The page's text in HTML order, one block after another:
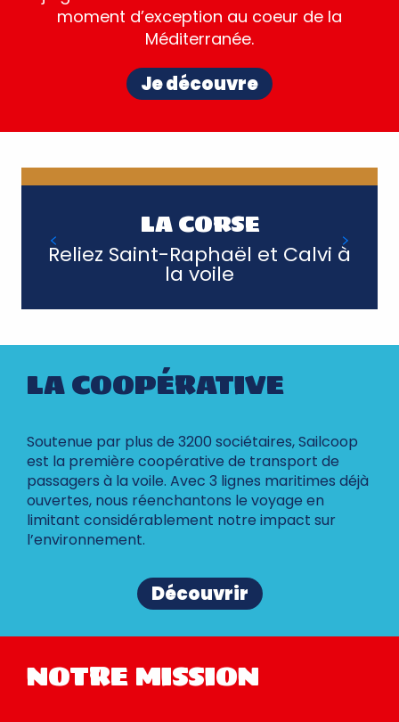
moment d’exception au coeur de la
Méditerranée.
Je découvre
LA CORSE
Reliez Saint-Raphaël et Calvi à
la voile
LA COOPÉRATIVE
Soutenue par plus de 3200 sociétaires, Sailcoop
est la première coopérative de transport de
passagers à la voile. Avec 3 lignes maritimes déjà
ouvertes, nous réenchantons le voyage en
limitant considérablement notre impact sur
l’environnement.
Découvrir
NOTRE MISSION